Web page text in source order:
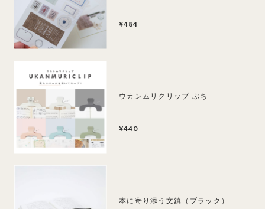
¥484
ウカンムリクリップ ぷち
¥440
本に寄り添う文鎮（ブラック）